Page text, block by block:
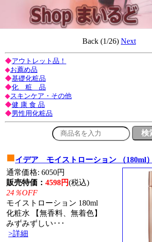
Back (1/26) Next
◆アウトレット品！
◆お薦め品
◆基礎化粧品
◆化 粧 品
◆スキンケア・その他
◆健 康 食 品
◆男性用化粧品
■イデア モイストローション （180ml）
通常価格: 6050円
販売特価： 4598円(税込)
24％OFF
モイストローション 180ml
化粧水 【無香料、無着色】
みずみずしい･･･
>詳細